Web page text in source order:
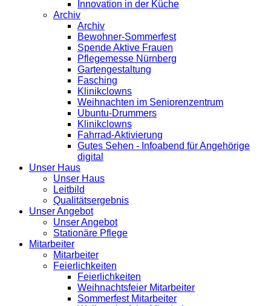
Innovation in der Küche
Archiv
Archiv
Bewohner-Sommerfest
Spende Aktive Frauen
Pflegemesse Nürnberg
Gartengestaltung
Fasching
Klinikclowns
Weihnachten im Seniorenzentrum
Ubuntu-Drummers
Klinikclowns
Fahrrad-Aktivierung
Gutes Sehen - Infoabend für Angehörige
digital
Unser Haus
Unser Haus
Leitbild
Qualitätsergebnis
Unser Angebot
Unser Angebot
Stationäre Pflege
Mitarbeiter
Mitarbeiter
Feierlichkeiten
Feierlichkeiten
Weihnachtsfeier Mitarbeiter
Sommerfest Mitarbeiter